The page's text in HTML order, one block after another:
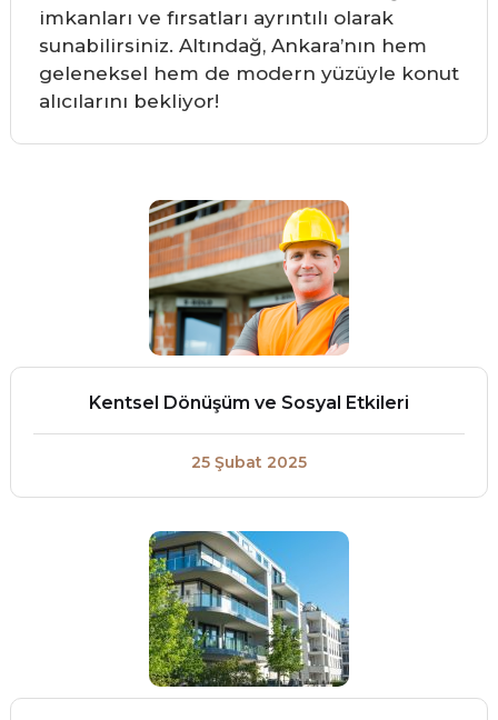
imkanları ve fırsatları ayrıntılı olarak
sunabilirsiniz. Altındağ, Ankara’nın hem
geleneksel hem de modern yüzüyle konut
alıcılarını bekliyor!
Kentsel Dönüşüm ve Sosyal Etkileri
25 Şubat 2025